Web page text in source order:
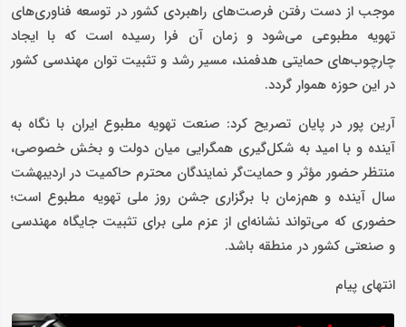
موجب از دست رفتن فرصت‌های راهبردی کشور در توسعه فناوری‌های
تهویه مطبوعی می‌شود و زمان آن فرا رسیده است که با ایجاد
چارچوب‌های حمایتی هدفمند، مسیر رشد و تثبیت توان مهندسی کشور
در این حوزه هموار گردد.
آرین پور در پایان تصریح کرد: صنعت تهویه مطبوع ایران با نگاه به
آینده و با امید به شکل‌گیری همگرایی میان دولت و بخش خصوصی،
منتظر حضور مؤثر و حمایت‌گر نمایندگان محترم حاکمیت در اردیبهشت
سال آینده و هم‌زمان با برگزاری جشن روز ملی تهویه مطبوع است؛
حضوری که می‌تواند نشانه‌ای از عزم ملی برای تثبیت جایگاه مهندسی
و صنعتی کشور در منطقه باشد.
انتهای پیام